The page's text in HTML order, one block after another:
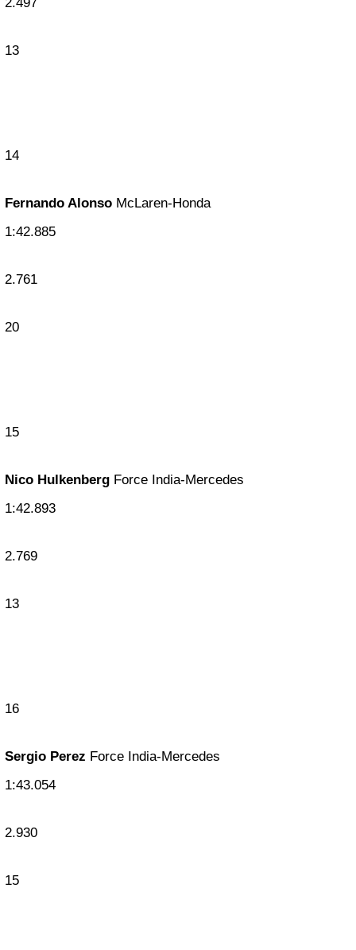
13
14
Fernando Alonso McLaren-Honda
1:42.885
2.761
20
15
Nico Hulkenberg Force India-Mercedes
1:42.893
2.769
13
16
Sergio Perez Force India-Mercedes
1:43.054
2.930
15